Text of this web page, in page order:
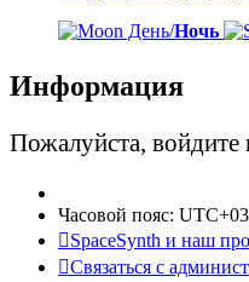
День/Ночь
Информация
Пожалуйста, войдите
Часовой пояс:
SpaceSynth и наш
Связаться с